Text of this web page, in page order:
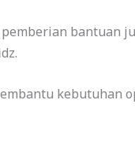
bantuan
kebutuhan